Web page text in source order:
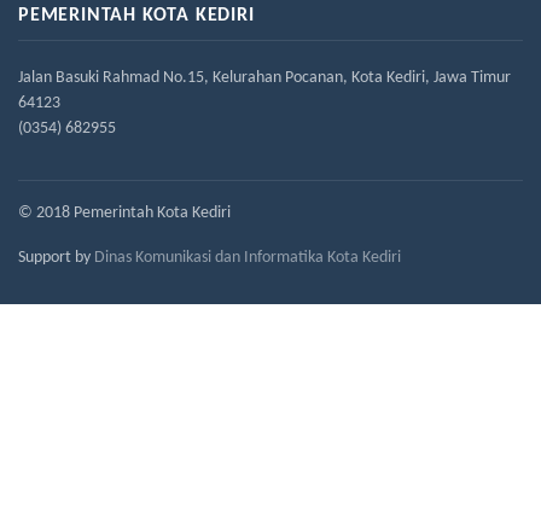
PEMERINTAH KOTA KEDIRI
Jalan Basuki Rahmad No.15, Kelurahan Pocanan, Kota Kediri, Jawa Timur
64123
(0354) 682955
© 2018 Pemerintah Kota Kediri
Support by Dinas Komunikasi dan Informatika Kota Kediri